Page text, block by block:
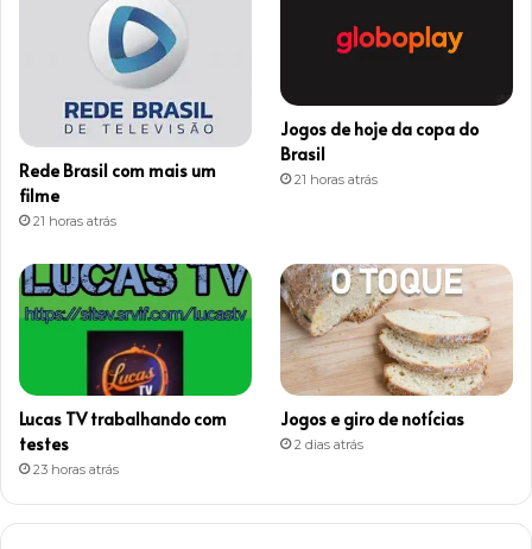
r
a
Rede Brasil com mais um
filme
21 horas atrás
Jogos de hoje da copa do
Brasil
21 horas atrás
Lucas TV trabalhando com
testes
23 horas atrás
Jogos e giro de notícias
2 dias atrás